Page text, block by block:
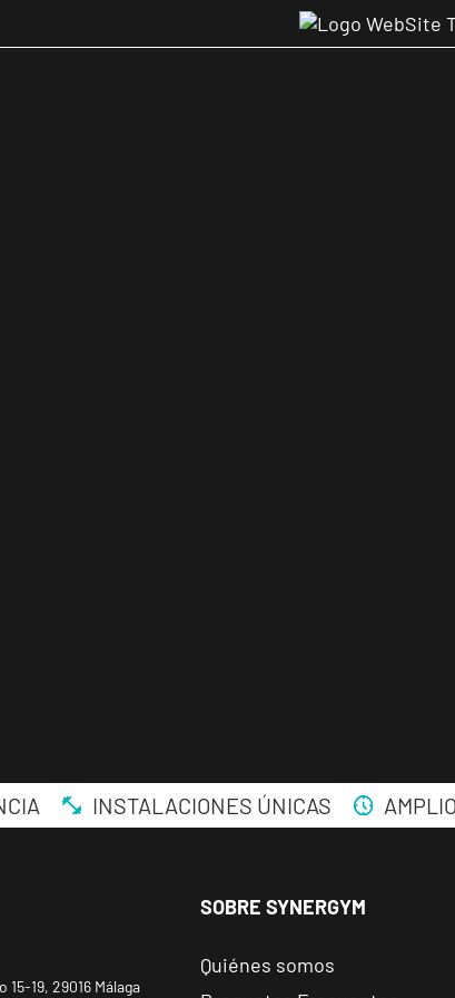
Málaga Los Tilos
INSTALACIONES ÚNICAS
19, 29016 Málaga
SOBRE SYNERGYM
Quiénes somos